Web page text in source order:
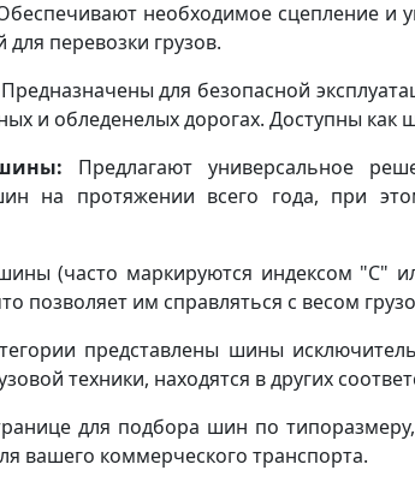
необходимое сцепление и
перевозки грузов.
Предназначены для безопасной
и обледенелых дорогах. Доступны
Предлагают универсальное
на протяжении всего года, при
(часто маркируются индексом "C"
позволяет им справляться с весом
представлены шины
техники, находятся в других
для подбора шин по
вашего коммерческого транспорта.